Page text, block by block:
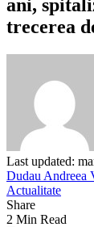
ani,
trecerea
Last updated:
Dudau Andreea
Actualitate
Share
2 Min Read